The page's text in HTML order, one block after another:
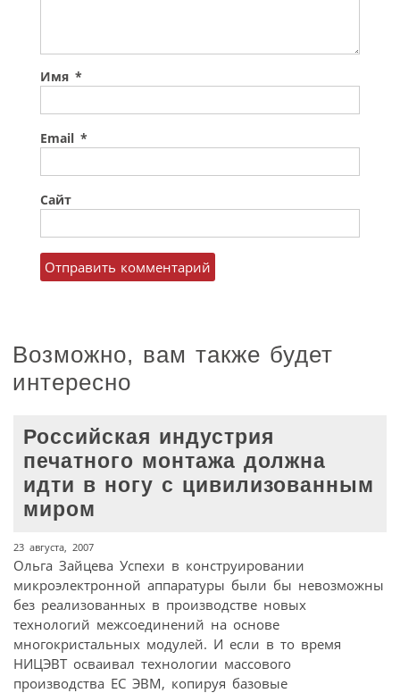
Имя *
Email *
Сайт
Возможно, вам также будет
интересно
Российская индустрия
печатного монтажа должна
идти в ногу с цивилизованным
миром
23 августа, 2007
Ольга Зайцева Успехи в конструировании
микроэлектронной аппаратуры были бы невозможны
без реализованных в производстве новых
технологий межсоединений на основе
многокристальных модулей. И если в то время
НИЦЭВТ осваивал технологии массового
производства ЕС ЭВМ, копируя базовые